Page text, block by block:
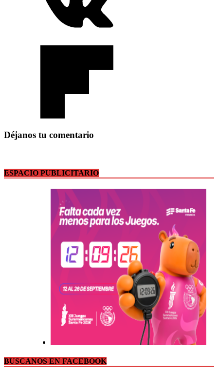
Déjanos tu comentario
ESPACIO PUBLICITARIO
BUSCANOS EN FACEBOOK